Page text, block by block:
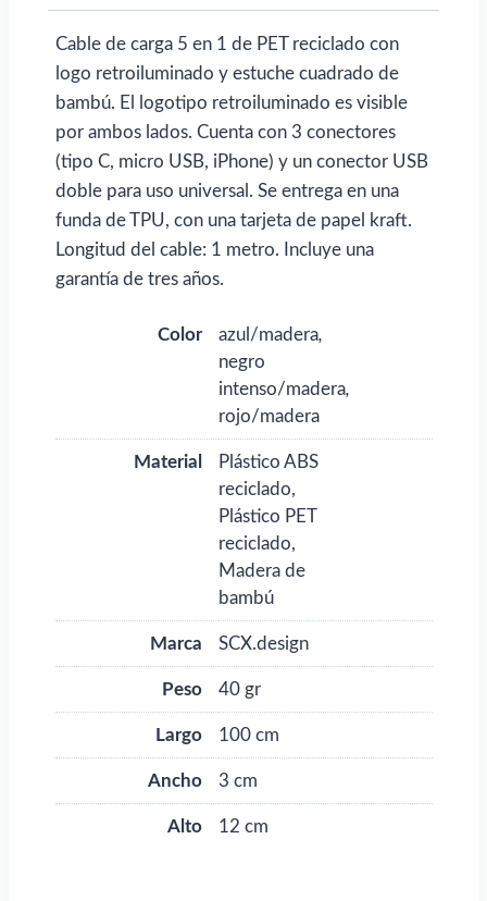
cuadrado
para
Cable de carga 5 en 1 de PET reciclado con
logo retroiluminado y estuche cuadrado de
bambú. El logotipo retroiluminado es visible
por ambos lados. Cuenta con 3 conectores
(tipo C, micro USB, iPhone) y un conector USB
doble para uso universal. Se entrega en una
funda de TPU, con una tarjeta de papel kraft.
Longitud del cable: 1 metro. Incluye una
garantía de tres años.
Color azul/madera,
negro
intenso/madera,
rojo/madera
Material
Plástico ABS
reciclado,
Plástico PET
reciclado,
Madera de
bambú
Marca SCX.design
Peso 40 gr
Largo 100 cm
Ancho 3 cm
Alto 12 cm